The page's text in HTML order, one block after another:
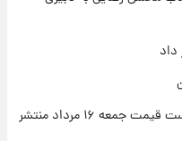
داد
قیمت خودروهای سایپا تغییر کرد؛ لیست قیمت جمعه ۱۶ مرداد منتشر